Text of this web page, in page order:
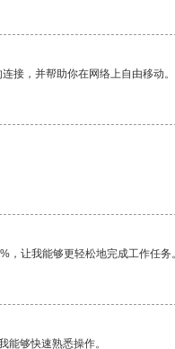
接，并帮助你在网络上自由移动。
让我能够更轻松地完成工作任务。
能够快速熟悉操作。